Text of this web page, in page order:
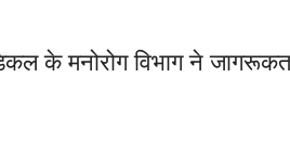
के मनोरोग विभाग ने